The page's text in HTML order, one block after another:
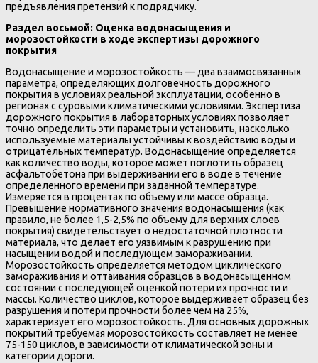
предъявления претензий к подрядчику.
Раздел восьмой: Оценка водонасыщения и
морозостойкости в ходе экспертизы дорожного
покрытия
Водонасыщение и морозостойкость — два взаимосвязанных
параметра, определяющих долговечность дорожного
покрытия в условиях реальной эксплуатации, особенно в
регионах с суровыми климатическими условиями. Экспертиза
дорожного покрытия в лабораторных условиях позволяет
точно определить эти параметры и установить, насколько
используемые материалы устойчивы к воздействию воды и
отрицательных температур. Водонасыщение определяется
как количество воды, которое может поглотить образец
асфальтобетона при выдерживании его в воде в течение
определенного времени при заданной температуре.
Измеряется в процентах по объему или массе образца.
Превышение нормативного значения водонасыщения (как
правило, не более 1,5-2,5% по объему для верхних слоев
покрытия) свидетельствует о недостаточной плотности
материала, что делает его уязвимым к разрушению при
насыщении водой и последующем замораживании.
Морозостойкость определяется методом циклического
замораживания и оттаивания образцов в водонасыщенном
состоянии с последующей оценкой потери их прочности и
массы. Количество циклов, которое выдерживает образец без
разрушения и потери прочности более чем на 25%,
характеризует его морозостойкость. Для основных дорожных
покрытий требуемая морозостойкость составляет не менее
75-150 циклов, в зависимости от климатической зоны и
категории дороги.